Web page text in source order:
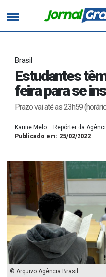
Brasil
Estudantes
feira para se
Prazo vai até as 23h59
Karine Melo – Repórter da
Publicado em: 25/02/2022
© Arquivo Agência Brasil